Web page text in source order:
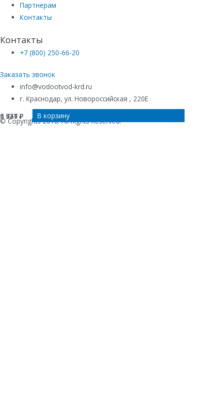
4 547 ₽ В корзину
4 421 ₽ В корзину
4 421 ₽ В корзину
5 734 ₽ В корзину
Партнерам
Контакты
Контакты
+7 (800) 250-66-20
Заказать звонок
info@vodootvod-krd.ru
г. Краснодар, ул. Новороссийская , 220Е
© Copyrights 2018. All Rights Reserved.